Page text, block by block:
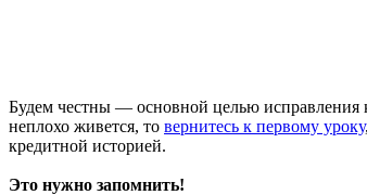
Будем честны — основной целью исправления
неплохо живется, то вернитесь к первому уроку
кредитной историей.
Это нужно запомнить!